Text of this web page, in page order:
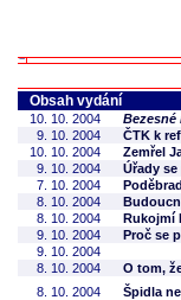
Obsah vydání
10. 10. 2004 Bezesné
9. 10. 2004
ČTK k
10. 10. 2004
Zemřel
9. 10. 2004
Úřady
7. 10. 2004
8. 10. 2004
8. 10. 2004
Rukojmí
9. 10. 2004
Proč se
9. 10. 2004
8. 10. 2004
O tom,
8. 10. 2004
Špidla